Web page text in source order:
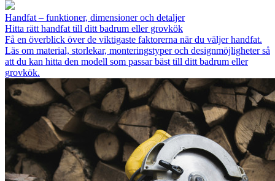
Handfat – funktioner, dimensioner och detaljer
Hitta rätt handfat till ditt badrum eller grovkök
Få en överblick över de viktigaste faktorerna när du väljer handfat.
Läs om material, storlekar, monteringstyper och designmöjligheter så
att du kan hitta den modell som passar bäst till ditt badrum eller
grovkök.